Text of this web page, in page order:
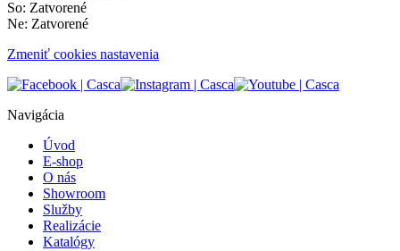
So: Zatvorené
Ne: Zatvorené
Zmeniť cookies nastavenia
Navigácia
Úvod
E-shop
O nás
Showroom
Služby
Realizácie
Katalógy